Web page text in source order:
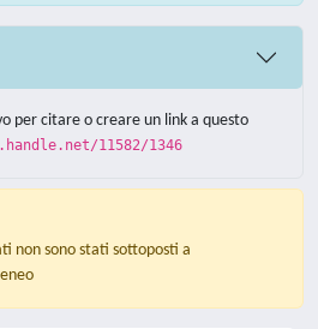
per citare o creare un link a questo
11582/1346
non sono stati sottoposti a